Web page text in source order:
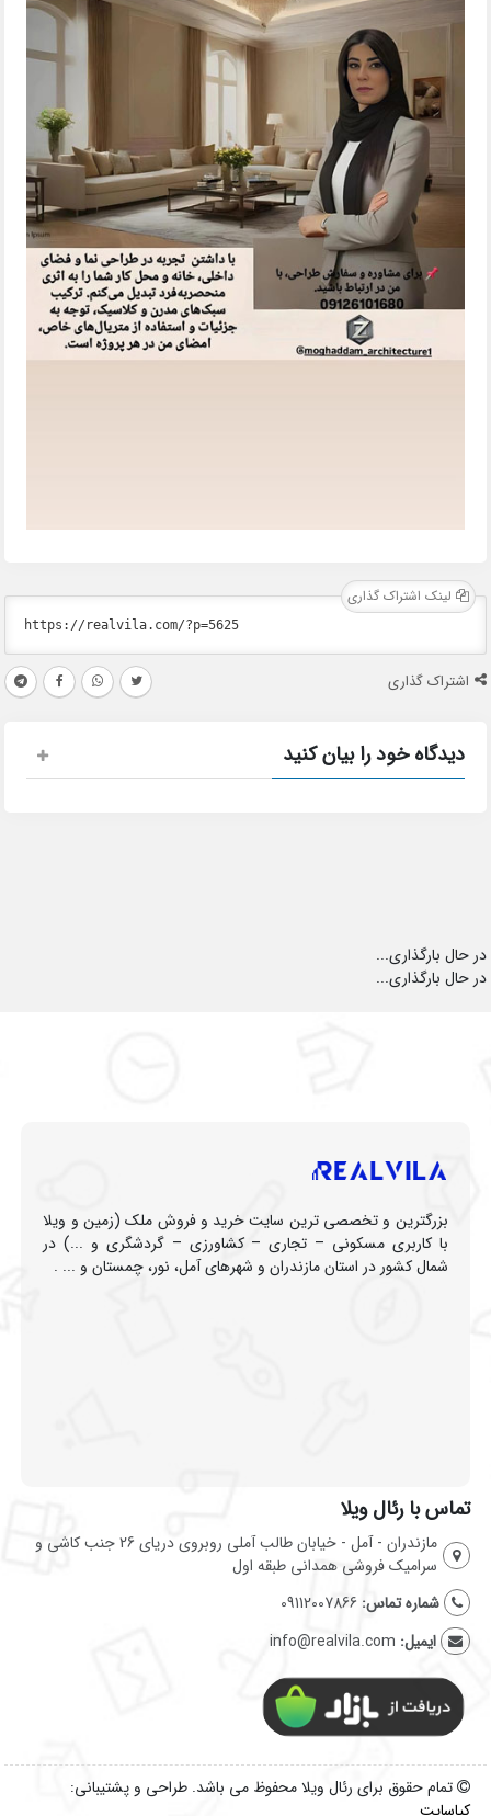
لینک اشتراک گذاری
اشتراک گذاری
دیدگاه خود را بیان کنید
در حال بارگذاری...
در حال بارگذاری...
بزرگترین و تخصصی ترین سایت خرید و فروش ملک (زمین و ویلا
با کاربری مسکونی – تجاری – کشاورزی – گردشگری و ...) در
شمال کشور در استان مازندران و شهرهای آمل، نور، چمستان و ... .
تماس با رئال ویلا
مازندران - آمل - خیابان طالب آملی روبروی دریای 26 جنب کاشی و
سرامیک فروشی همدانی طبقه اول
شماره تماس: 09112007866
ایمیل: info@realvila.com
تمام حقوق برای رئال ویلا محفوظ می باشد. طراحی و پشتیبانی:
کیاسایت